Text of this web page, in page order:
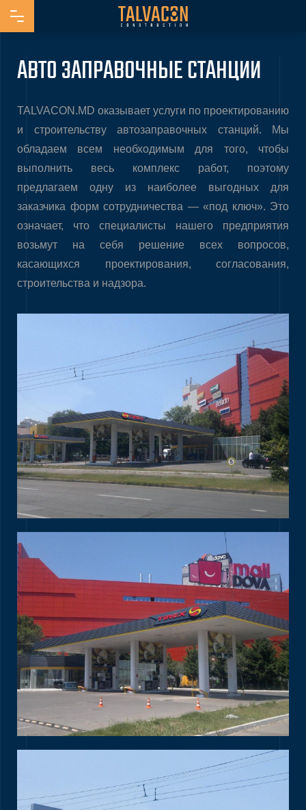
АВТО ЗАПРАВОЧНЫЕ СТАНЦИИ
TALVACON.MD оказывает услуги по проектированию
и строительству автозаправочных станций. Мы
обладаем всем необходимым для того, чтобы
выполнить весь комплекс работ, поэтому
предлагаем одну из наиболее выгодных для
заказчика форм сотрудничества — «под ключ». Это
означает, что специалисты нашего предприятия
возьмут на себя решение всех вопросов,
касающихся проектирования, согласования,
строительства и надзора.